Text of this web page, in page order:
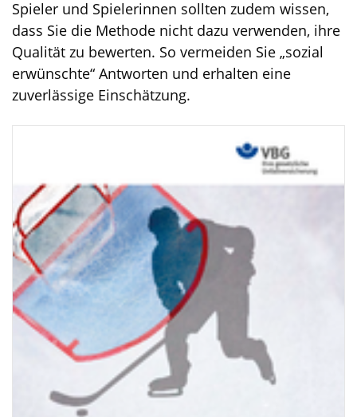
Spieler und Spielerinnen sollten zudem wissen,
dass Sie die Methode nicht dazu verwenden, ihre
Qualität zu bewerten. So vermeiden Sie „sozial
erwünschte“ Antworten und erhalten eine
zuverlässige Einschätzung.